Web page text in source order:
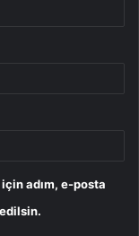
adım, e-posta